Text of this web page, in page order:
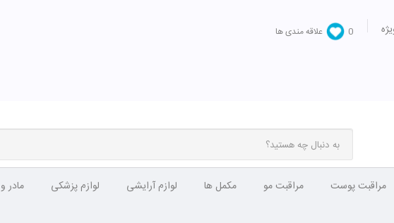
0 علاقه مندی ها
مراقبت پوست مراقبت مو مکمل ها لوازم آرایشی لوازم پزشکی مادر